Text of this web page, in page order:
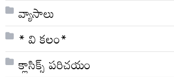
వ్యాసాలు
* వి క‌లం*
క్లాసిక్స్ ప‌రిచ‌యం